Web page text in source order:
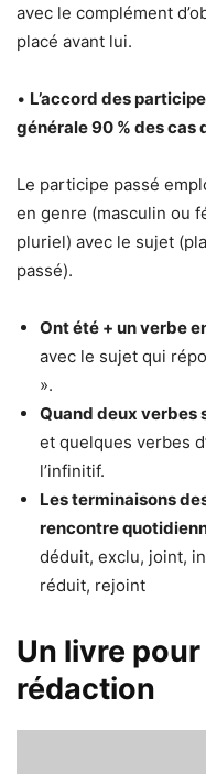
avec le complément
placé avant lui.
• L’accord des
générale 90 % des cas
Le participe passé
en genre (masculin ou
pluriel) avec le sujet
passé).
Ont été + un verbe
avec le sujet qui
».
Quand deux verbes
et quelques verbes
l’infinitif.
Les terminaisons
rencontre
déduit, exclu, joint,
réduit, rejoint
Un livre
rédaction